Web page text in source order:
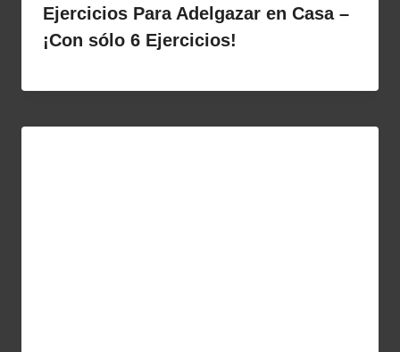
Ejercicios Para Adelgazar en Casa –
¡Con sólo 6 Ejercicios!